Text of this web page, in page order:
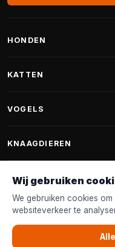
HONDEN
Fantail hondenmanden
Hondenspeelgoed
Halsband & Lijn
Shampoo & Verzorging
KATTEN
Krabpalen voor Maine Coon
Kattenmanden
VOGELS
Vogelvoer binnenvogels
Voederhuisjes
Nestkastjes & Nesting
Tuinvogelvoer
KNAAGDIEREN
Knaagdierenvoer
Accessoires
KLANTENSERVICE
Wij gebruiken
We gebruiken cookies
websiteverkeer te